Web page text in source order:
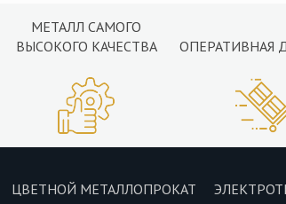
МЕТАЛЛ САМОГО
ВЫСОКОГО КАЧЕСТВА
ОПЕРАТИВНАЯ
ЦВЕТНОЙ МЕТАЛЛОПРОКАТ